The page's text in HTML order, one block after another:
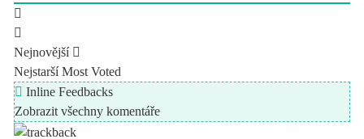
Nejnovější
Nejstarší Most Voted
Inline Feedbacks
Zobrazit všechny komentáře